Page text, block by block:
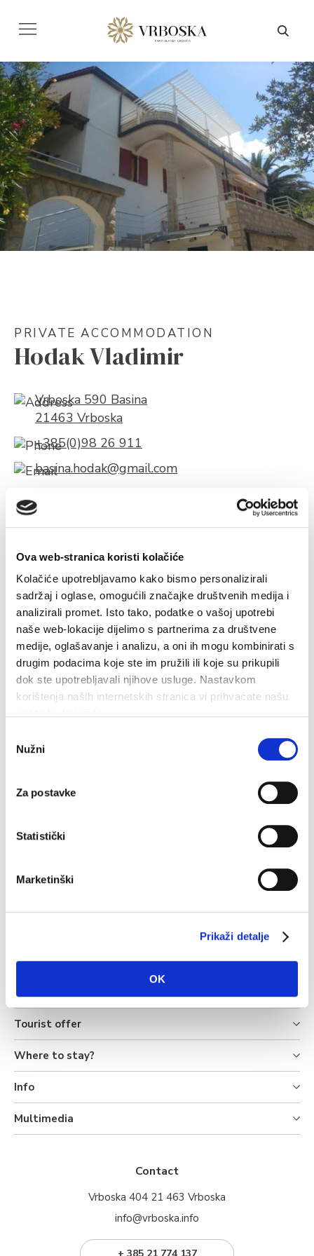
Ova web-stranica koristi kolačiće
Kolačiće upotrebljavamo kako bismo personalizirali
sadržaj i oglase, omogućili značajke društvenih medija i
analizirali promet. Isto tako, podatke o vašoj upotrebi
naše web-lokacije dijelimo s partnerima za društvene
medije, oglašavanje i analizu, a oni ih mogu kombinirati s
drugim podacima koje ste im pružili ili koje su prikupili
dok ste upotrebljavali njihove usluge. Nastavkom
korištenja naših internetskih stranica vi prihvaćate našu
pristanka
Nužni
Za postavke
Statistički
Marketinški
Prikaži detalje
OK
PRIVATE ACCOMMODATION
Hodak Vladimir
Vrboska 590 Basina
21463 Vrboska
+385(0)98 26 911
basina.hodak@gmail.com
About object
ABOUT OBJECT
35°C
32°C
32°C
Tourist offer
Where to stay?
Info
Multimedia
Contact
Vrboska 404 21 463 Vrboska
info@vrboska.info